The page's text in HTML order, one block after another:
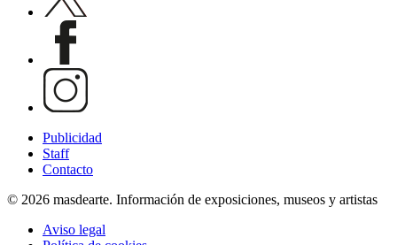
Publicidad
Staff
Contacto
© 2026 masdearte. Información de exposiciones, museos y artistas
Aviso legal